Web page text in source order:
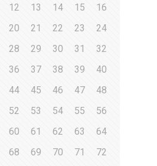
12 13 14 15
16
20 21 22 23
24
28 29 30 31
32
36 37 38 39
40
44 45 46 47
48
52 53 54 55
56
60 61 62 63
64
68 69 70 71
72